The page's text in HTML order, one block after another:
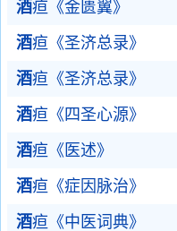
酒疸《金匮翼》
酒疸《圣济总录》
酒疸《圣济总录》
酒疸《四圣心源》
酒疸《医述》
酒疸《症因脉治》
酒疸《中医词典》